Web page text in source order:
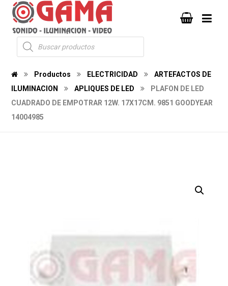
Productos ELECTRICIDAD
ARTEFACTOS DE
ILUMINACION
APLIQUES DE LED
PLAFON DE LED
CUADRADO DE EMPOTRAR 12W. 17X17CM. 9851 GOODYEAR
14004985